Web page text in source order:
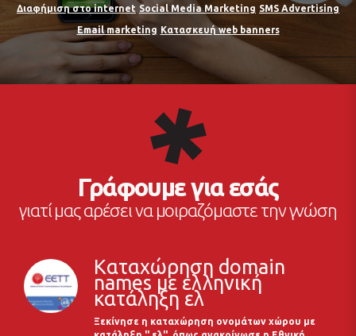
Διαφήμιση στο internet Social Media Marketing SMS Advertising
Email marketing Κατασκευή web banners
Γράφουμε για εσάς
γιατί μας αρέσει να μοιραζόμαστε την γνώση
Καταχώρηση domain
names με ελληνική
κατάληξη ελ
Ξεκίνησε η καταχώρηση ονομάτων χώρου με